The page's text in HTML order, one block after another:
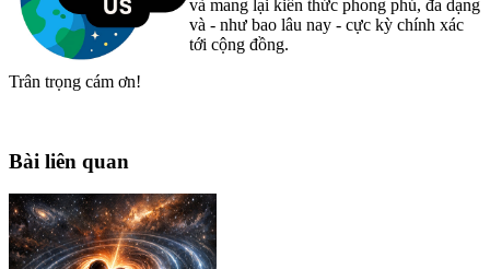
và mang lại kiến thức phong phú, đa dạng
và - như bao lâu nay - cực kỳ chính xác
tới cộng đồng.
Trân trọng cám ơn!
Bài liên quan